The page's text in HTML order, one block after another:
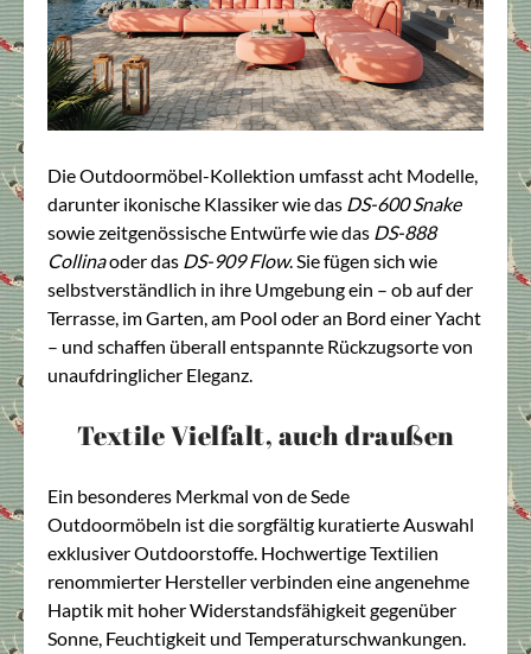
Die Outdoormöbel-Kollektion umfasst acht Modelle,
darunter ikonische Klassiker wie das DS-600 Snake
sowie zeitgenössische Entwürfe wie das DS-888
Collinaoder das DS-909 Flow. Sie fügen sich wie
selbstverständlich in ihre Umgebung ein – ob auf der
Terrasse, im Garten, am Pool oder an Bord einer Yacht
– und schaffen überall entspannte Rückzugsorte von
unaufdringlicher Eleganz.
Textile Vielfalt, auch draußen
Ein besonderes Merkmal von de Sede
Outdoormöbeln ist die sorgfältig kuratierte Auswahl
exklusiver Outdoorstoffe. Hochwertige Textilien
renommierter Hersteller verbinden eine angenehme
Haptik mit hoher Widerstandsfähigkeit gegenüber
Sonne, Feuchtigkeit und Temperaturschwankungen.